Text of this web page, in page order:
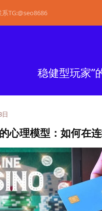
TG:@seo8686
稳健型玩家”
心理模型：如何在